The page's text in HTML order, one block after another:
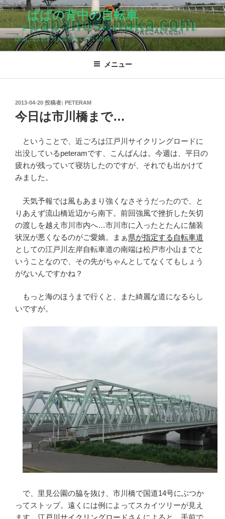
コ
ン
テ
ン
ツ
ぱぱの背中の自転車
定年が近くなったサラリーマンが自転車でダイエットをする
blog…以前のお話を追いかけup中
メニュー
投
稿
日:
2013-04-20 投稿者: PETERAM
今日は市川橋まで…
ということで、近ごろは江戸川サイクリングロードに
出没しているpeteramです、こんばんは。今週は、平日の
疲れが残っていて寝坊したのですが、それでも出かけて
みました。
天気予報では風もあまり強くなさそうだったので、と
りあえず流山橋近辺から南下。前回強風で挫折した矢切
の渡しを越え市川市内へ…市川市に入ったとたんに舗装
状況が悪くなるのがご愛嬌。まぁ県が指定する自転車道
としての江戸川左岸自転車道の南端は松戸市小山までと
いうことなので、その先がちゃんとしてなくてもしょう
がないんですかね？
もっと海のほうまで行くと、また綺麗な道になるらし
いですが。
で、里見公園の脇を抜け、市川橋で国道14号にぶつか
ってストップ。遠くには例によってスカイツリーが見え